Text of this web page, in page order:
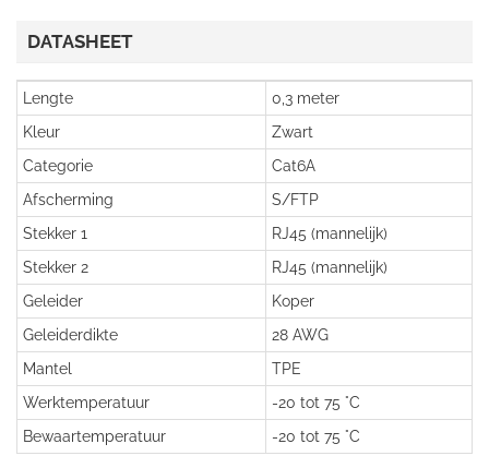
DATASHEET
Lengte
0,3 meter
Kleur
Zwart
Categorie
Cat6A
Afscherming
S/FTP
Stekker 1
RJ45 (mannelijk)
Stekker 2
RJ45 (mannelijk)
Geleider
Koper
Geleiderdikte
28 AWG
Mantel
TPE
Werktemperatuur
-20 tot 75 °C
Bewaartemperatuur
-20 tot 75 °C